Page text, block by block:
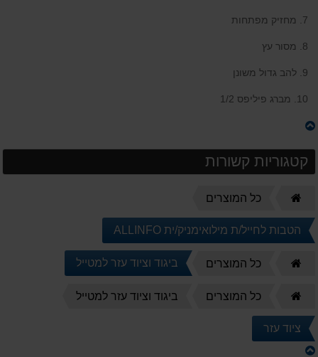
7. מחזיק מפתחות
8. מסור עץ
9. להב גדול משונן
10. מברג פיליפס 1/2
קטגוריות קשורות
כל המוצרים
הטבות לחייל/ת מילואימניק/ית ALLINFO
כל המוצרים ביגוד וציוד עזר למטייל
כל המוצרים ביגוד וציוד עזר למטייל
ציוד עזר